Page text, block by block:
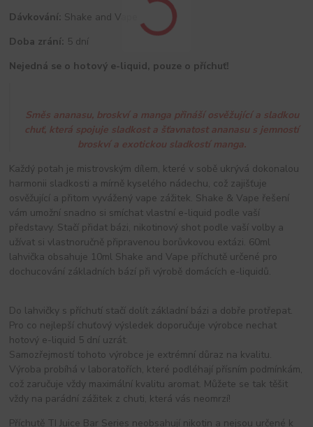
Dávkování: Shake and Vape
Doba zrání: 5 dní
Nejedná se o hotový e-liquid, pouze o příchuť!
Směs ananasu, broskví a manga přináší osvěžující a sladkou
chuť, která spojuje sladkost a šťavnatost ananasu s jemností
broskví a exotickou sladkostí manga.
Každý potah je mistrovským dílem, které v sobě ukrývá dokonalou
harmonii sladkosti a mírně kyselého nádechu, což zajišťuje
osvěžující a přitom vyvážený vape zážitek. Shake & Vape řešení
vám umožní snadno si smíchat vlastní e-liquid podle vaší
představy. Stačí přidat bázi, nikotinový shot podle vaší volby a
užívat si vlastnoručně připravenou borůvkovou extázi. 60ml
lahvička obsahuje 10ml Shake and Vape příchutě určené pro
dochucování základních bází při výrobě domácích e-liquidů.
Do lahvičky s příchutí stačí dolít základní bázi a dobře protřepat.
Pro co nejlepší chuťový výsledek doporučuje výrobce nechat
hotový e-liquid 5 dní uzrát.
Samozřejmostí tohoto výrobce je extrémní důraz na kvalitu.
Výroba probíhá v laboratořích, které podléhají přísním podmínkám,
což zaručuje vždy maximální kvalitu aromat. Můžete se tak těšit
vždy na parádní zážitek z chuti, která vás neomrzí!
Příchutě TI Juice Bar Series neobsahují nikotin a nejsou určené k